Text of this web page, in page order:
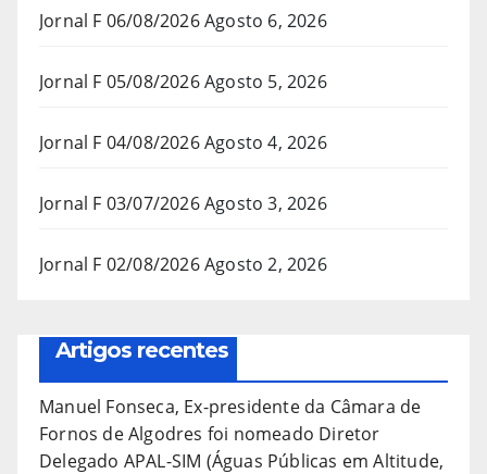
Jornal F 06/08/2026Agosto 6, 2026
Jornal F 05/08/2026Agosto 5, 2026
Jornal F 04/08/2026Agosto 4, 2026
Jornal F 03/07/2026Agosto 3, 2026
Jornal F 02/08/2026Agosto 2, 2026
Artigos recentes
Manuel Fonseca, Ex-presidente da Câmara de
Fornos de Algodres foi nomeado Diretor
Delegado APAL-SIM (Águas Públicas em Altitude,